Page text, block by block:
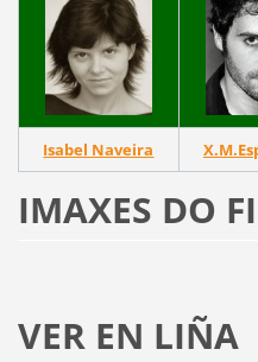
Isabel Naveira
IMAXES DO
VER EN LIÑA